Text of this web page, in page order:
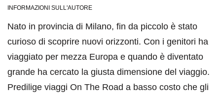
INFORMAZIONI SULL'AUTORE
Nato in provincia di Milano, fin da piccolo è stato
curioso di scoprire nuovi orizzonti. Con i genitori ha
viaggiato per mezza Europa e quando è diventato
grande ha cercato la giusta dimensione del viaggio.
Predilige viaggi On The Road a basso costo che gli